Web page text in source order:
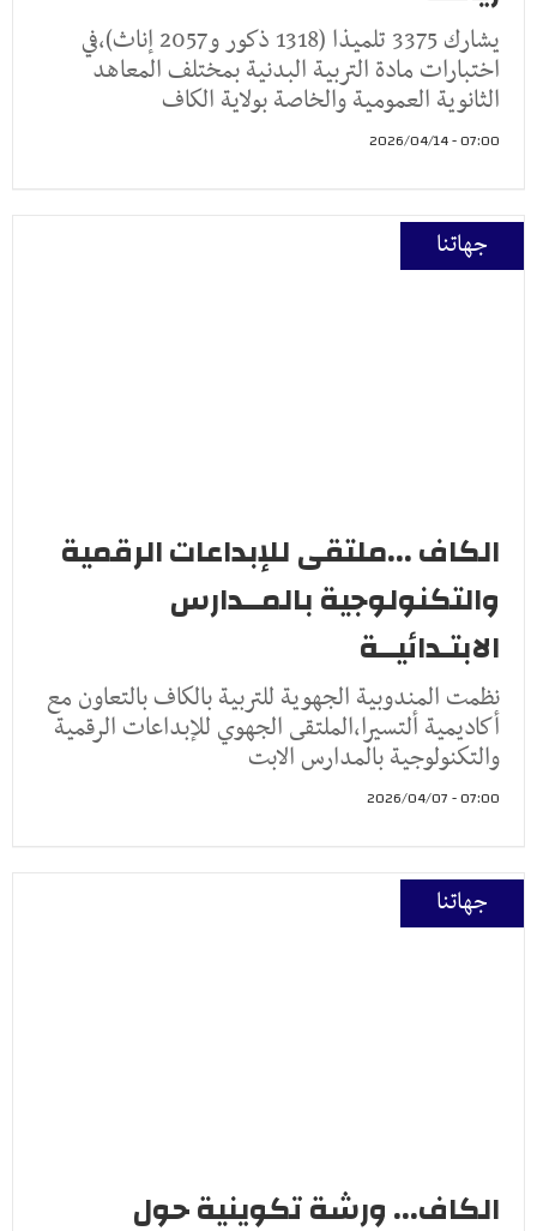
يشارك 3375 تلميذا (1318 ذكور و2057 إناث)،في
اختبارات مادة التربية البدنية بمختلف المعاهد
الثانوية العمومية والخاصة بولاية الكاف
07:00 - 2026/04/14
جهاتنا
الكاف ...ملتقى للإبداعات الرقمية
والتكنولوجية بالمــدارس
الابتـدائيــة
نظمت المندوبية الجهوية للتربية بالكاف بالتعاون مع
أكاديمية ألتسيرا،الملتقى الجهوي للإبداعات الرقمية
والتكنولوجية بالمدارس الابت
07:00 - 2026/04/07
جهاتنا
الكاف... ورشة تكوينية حول